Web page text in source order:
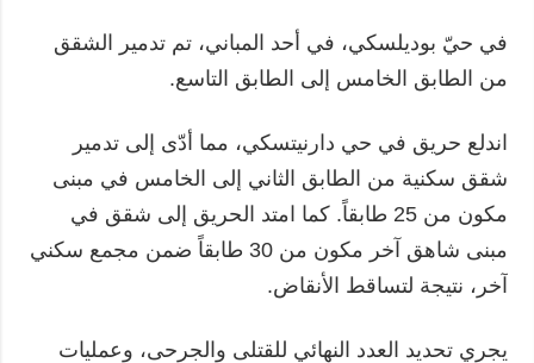
في حيّ بوديلسكي، في أحد المباني، تم تدمير الشقق
من الطابق الخامس إلى الطابق التاسع.
اندلع حريق في حي دارنيتسكي، مما أدّى إلى تدمير
شقق سكنية من الطابق الثاني إلى الخامس في مبنى
مكون من 25 طابقاً. كما امتد الحريق إلى شقق في
مبنى شاهق آخر مكون من 30 طابقاً ضمن مجمع سكني
آخر، نتيجة لتساقط الأنقاض.
يجري تحديد العدد النهائي للقتلى والجرحى، وعمليات